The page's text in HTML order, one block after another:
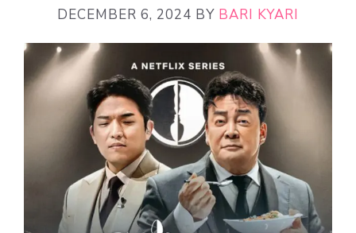
DECEMBER 6, 2024 BY BARI KYARI